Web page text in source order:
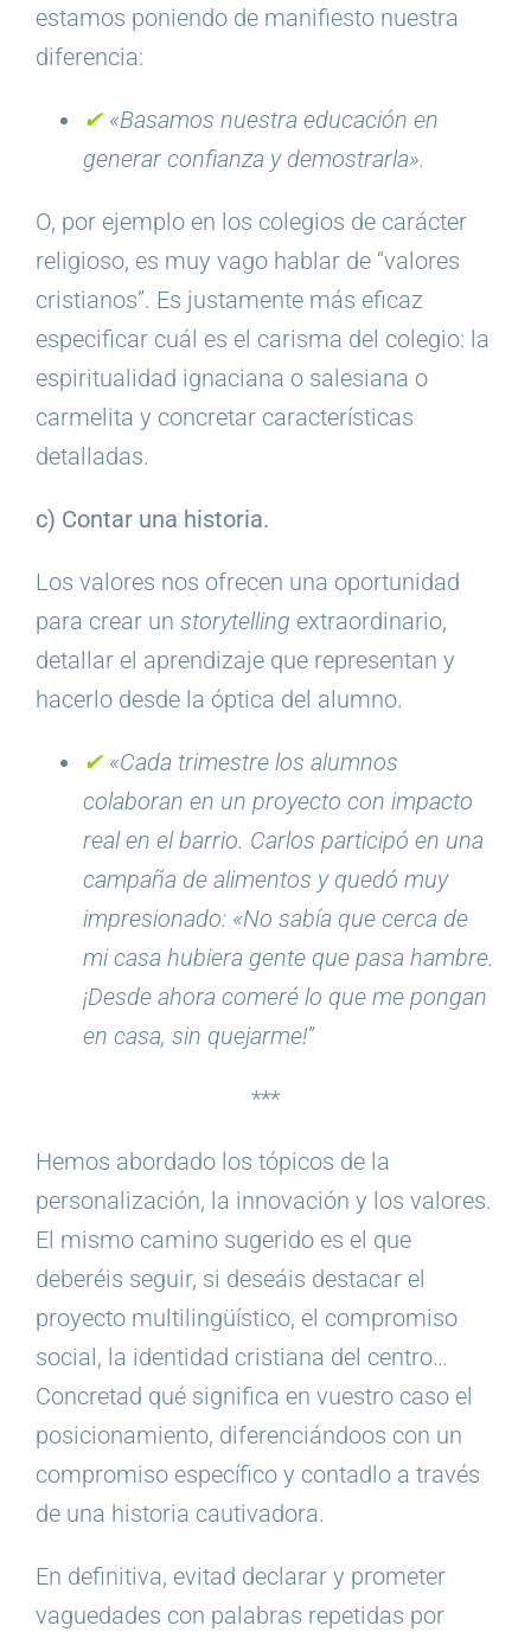
estamos poniendo de manifiesto nuestra
diferencia:
✔︎ «Basamos nuestra educación en
generar confianza y demostrarla».
O, por ejemplo en los colegios de carácter
religioso, es muy vago hablar de “valores
cristianos”. Es justamente más eficaz
especificar cuál es el carisma del colegio: la
espiritualidad ignaciana o salesiana o
carmelita y concretar características
detalladas.
c) Contar una historia.
Los valores nos ofrecen una oportunidad
para crear un storytelling extraordinario,
detallar el aprendizaje que representan y
hacerlo desde la óptica del alumno.
✔︎ «Cada trimestre los alumnos
colaboran en un proyecto con impacto
real en el barrio. Carlos participó en una
campaña de alimentos y quedó muy
impresionado: «No sabía que cerca de
mi casa hubiera gente que pasa hambre.
¡Desde ahora comeré lo que me pongan
en casa, sin quejarme!”
***
Hemos abordado los tópicos de la
personalización, la innovación y los valores.
El mismo camino sugerido es el que
deberéis seguir, si deseáis destacar el
proyecto multilingüístico, el compromiso
social, la identidad cristiana del centro…
Concretad qué significa en vuestro caso el
posicionamiento, diferenciándoos con un
compromiso específico y contadlo a través
de una historia cautivadora.
En definitiva, evitad declarar y prometer
vaguedades con palabras repetidas por